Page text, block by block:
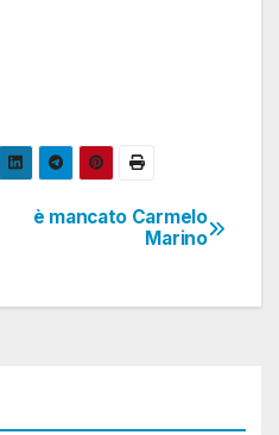
è mancato Carmelo
Marino